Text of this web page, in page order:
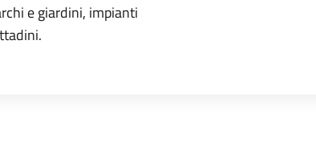
e giardini, impianti